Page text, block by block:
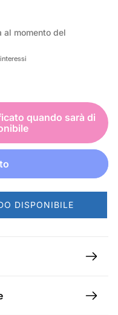
al momento del
quando sarà di
DISPONIBILE